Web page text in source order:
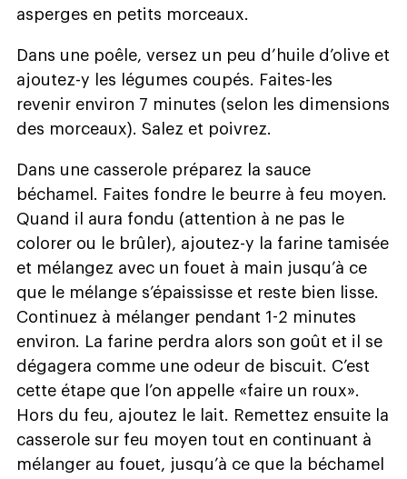
asperges en petits morceaux.
Dans une poêle, versez un peu d’huile d’olive et
ajoutez-y les légumes coupés. Faites-les
revenir environ 7 minutes (selon les dimensions
des morceaux). Salez et poivrez.
Dans une casserole préparez la sauce
béchamel. Faites fondre le beurre à feu moyen.
Quand il aura fondu (attention à ne pas le
colorer ou le brûler), ajoutez-y la farine tamisée
et mélangez avec un fouet à main jusqu’à ce
que le mélange s’épaississe et reste bien lisse.
Continuez à mélanger pendant 1-2 minutes
environ. La farine perdra alors son goût et il se
dégagera comme une odeur de biscuit. C’est
cette étape que l’on appelle «faire un roux».
Hors du feu, ajoutez le lait. Remettez ensuite la
casserole sur feu moyen tout en continuant à
mélanger au fouet, jusqu’à ce que la béchamel